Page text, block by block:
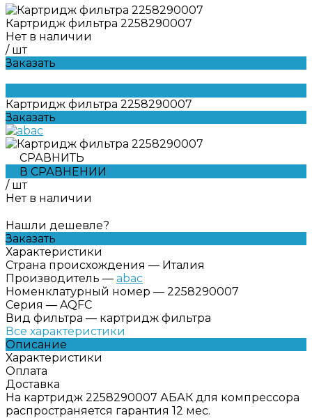
Картридж фильтра 2258290007
Нет в наличии
/ шт
Заказать
Картридж фильтра 2258290007
Заказать
СРАВНИТЬ
В СРАВНЕНИИ
/ шт
Нет в наличии
Нашли дешевле?
Заказать
Характеристики
Страна происхождения — Италия
Производитель — abac
Номенклатурный номер — 2258290007
Серия — AQFC
Вид фильтра — картридж фильтра
Все характеристики
Описание
Характеристики
Оплата
Доставка
На картридж 2258290007 АБАК для компрессора
распространяется гарантия 12 мес.